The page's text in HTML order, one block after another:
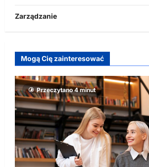
Zarządzanie
Mogą Cię zainteresować
Przeczytano 4 minut